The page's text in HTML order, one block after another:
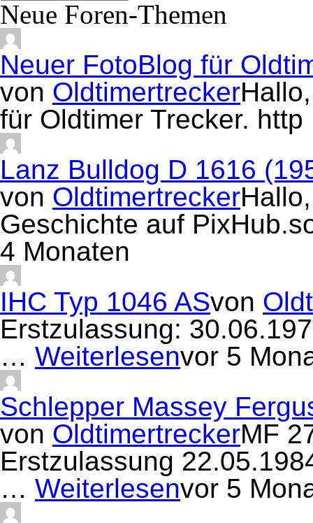
Neue Foren-Themen
Neuer FotoBlog für
von Oldtimertrecker
für Oldtimer Trecker.
Lanz Bulldog D 1616
von Oldtimertrecker
Geschichte auf
4 Monaten
IHC Typ 1046 ASvon
Erstzulassung:
… Weiterlesenvor 5
Schlepper Massey
von OldtimertreckerMF
Erstzulassung
… Weiterlesenvor 5